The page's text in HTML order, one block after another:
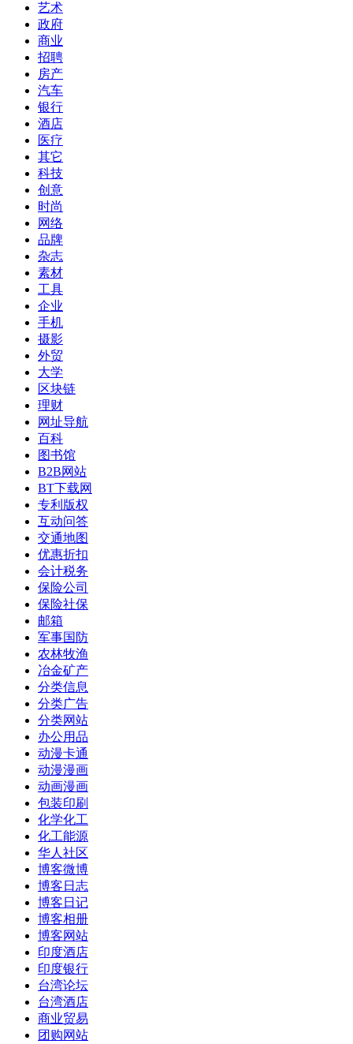
艺术
政府
商业
招聘
房产
汽车
银行
酒店
医疗
其它
科技
创意
时尚
网络
品牌
杂志
素材
工具
企业
手机
摄影
外贸
大学
区块链
理财
网址导航
百科
图书馆
B2B网站
BT下载网
专利版权
互动问答
交通地图
优惠折扣
会计税务
保险公司
保险社保
邮箱
军事国防
农林牧渔
冶金矿产
分类信息
分类广告
分类网站
办公用品
动漫卡通
动漫漫画
动画漫画
包装印刷
化学化工
化工能源
华人社区
博客微博
博客日志
博客日记
博客相册
博客网站
印度酒店
印度银行
台湾论坛
台湾酒店
商业贸易
团购网站